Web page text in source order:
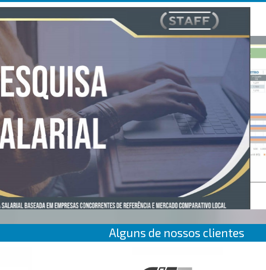
Alguns de nossos clientes